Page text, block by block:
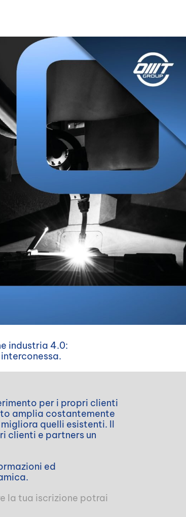
industria 4.0:
per i propri clienti
amplia costantemente
quelli esistenti. Il
clienti e partners un
ed
la tua iscrizione potrai